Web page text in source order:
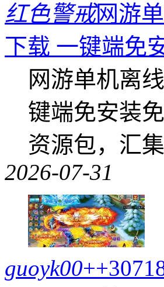
红色警戒网游
下载 一键端免
网游单机离
键端免安装
资源包，汇
2026-07-31
guoyk00